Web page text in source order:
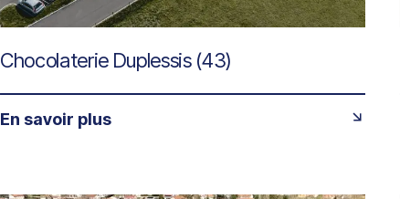
Chocolaterie Duplessis (43)
En savoir plus